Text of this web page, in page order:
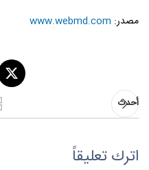
مصدر: www.webmd.com
أحدث
اترك تعليقاً